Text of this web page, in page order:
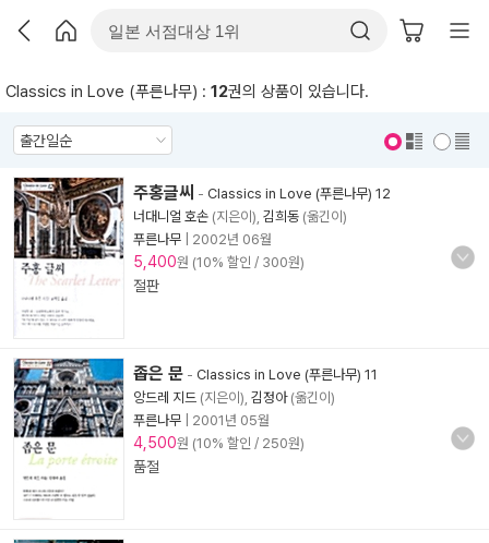
Classics in Love (푸른나무) : 12권의 상품이 있습니다.
주홍글씨 - Classics in Love (푸른나무) 12
너대니얼 호손 (지은이), 김희동 (옮긴이)
푸른나무
2002년 06월
5,400원 (10% 할인 / 300원)
절판
좁은 문 - Classics in Love (푸른나무) 11
앙드레 지드 (지은이), 김정아(옮긴이)
푸른나무
2001년 05월
4,500원 (10% 할인 / 250원)
품절